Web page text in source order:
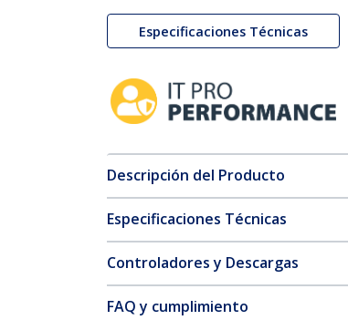
Especificaciones Técnicas
Descripción del Producto
Especificaciones Técnicas
Controladores y Descargas
FAQ y cumplimiento